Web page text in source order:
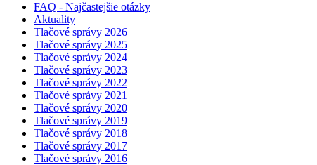
FAQ - Najčastejšie otázky
Aktuality
Tlačové správy 2026
Tlačové správy 2025
Tlačové správy 2024
Tlačové správy 2023
Tlačové správy 2022
Tlačové správy 2021
Tlačové správy 2020
Tlačové správy 2019
Tlačové správy 2018
Tlačové správy 2017
Tlačové správy 2016